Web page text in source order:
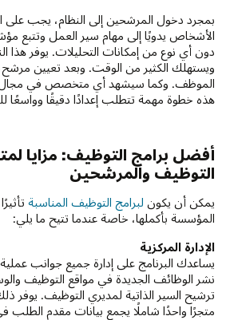
بمجرد دخول المرشحين إلى النظام، يجب على
الأشخاص يدويًا إلى مهام سير العمل وتتبع
دون أي نوع من إمكانات التحليلات. يوفر هذا
ويستهلك الكثير من الوقت. وبعد تعيين
الموظف. وكما سيشهد أي متخصص في مجال
هذه خطوة مهمة تتطلب إعدادًا دقيقًا وواسعًا
أفضل برامج التوظيف: مزايا
التوظيف والمرشحين
يمكن أن يكون لبرامج التوظيف المناسبة
المؤسسة بأكملها، خاصة عندما تتيح ما يلي:
الإدارة المركزية
يساعدك البرنامج على إدارة جميع جوانب
نشر الوظائف الجديدة في مواقع التوظيف
ترشيح السير الذاتية لمديري التوظيف. يوفر
متجرًا واحدًا شاملًا يجمع بيانات مقدم الطلب